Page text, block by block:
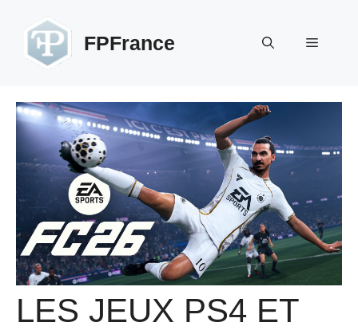
contenu
FPFrance Menu
LES JEUX PS4 ET